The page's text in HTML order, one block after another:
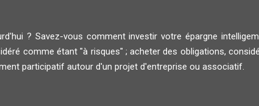
? Savez-vous comment investir votre épargne
comme étant "à risques" ; acheter des obligations,
participatif autour d'un projet d'entreprise ou associatif.